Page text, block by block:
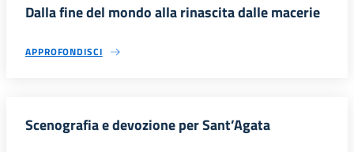
Dalla fine del mondo alla rinascita dalle macerie
APPROFONDISCI
Scenografia e devozione per Sant’Agata